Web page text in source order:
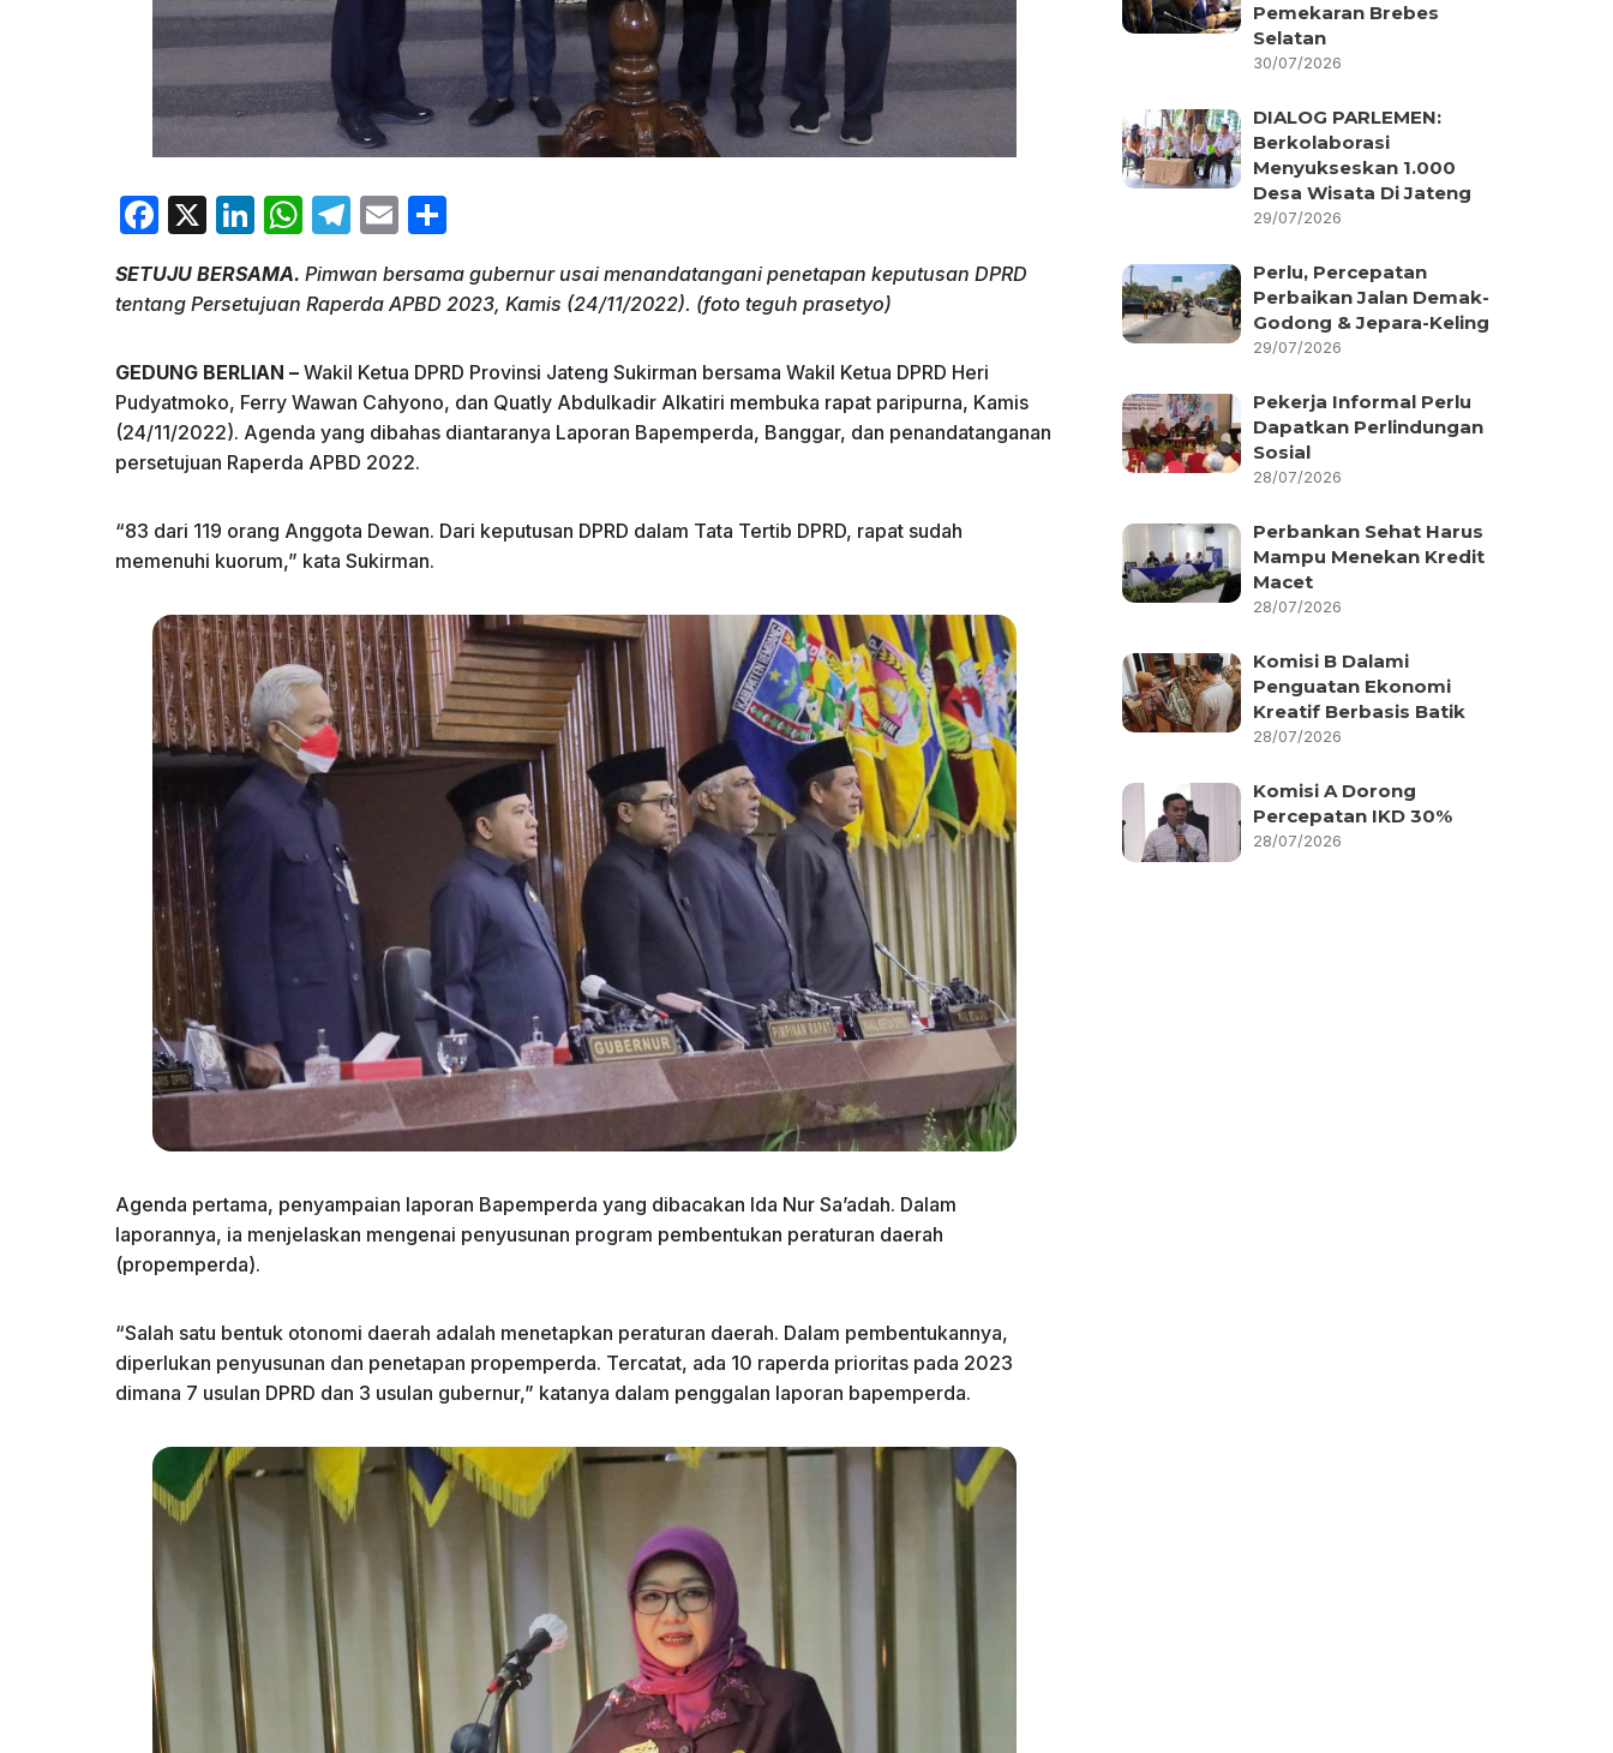
F
c
e
b
o
o
k
X
Li
k
e
dI
n
W
at
A
p
p
T
e
a
m
E
ai ar
SETUJU BERSAMA. Pimwan bersama gubernur usai menandatangani penetapan keputusan DPRD
tentang Persetujuan Raperda APBD 2023, Kamis (24/11/2022). (foto teguh prasetyo)
GEDUNG BERLIAN – Wakil Ketua DPRD Provinsi Jateng Sukirman bersama Wakil Ketua DPRD Heri
Pudyatmoko, Ferry Wawan Cahyono, dan Quatly Abdulkadir Alkatiri membuka rapat paripurna, Kamis
(24/11/2022). Agenda yang dibahas diantaranya Laporan Bapemperda, Banggar, dan penandatanganan
persetujuan Raperda APBD 2022.
“83 dari 119 orang Anggota Dewan. Dari keputusan DPRD dalam Tata Tertib DPRD, rapat sudah
memenuhi kuorum,” kata Sukirman.
Agenda pertama, penyampaian laporan Bapemperda yang dibacakan Ida Nur Sa’adah. Dalam
laporannya, ia menjelaskan mengenai penyusunan program pembentukan peraturan daerah
(propemperda).
“Salah satu bentuk otonomi daerah adalah menetapkan peraturan daerah. Dalam pembentukannya,
diperlukan penyusunan dan penetapan propemperda. Tercatat, ada 10 raperda prioritas pada 2023
dimana 7 usulan DPRD dan 3 usulan gubernur,” katanya dalam penggalan laporan bapemperda.
Pemekaran Brebes
Selatan
30/07/2026
DIALOG PARLEMEN:
Berkolaborasi
Menyukseskan 1.000
Desa Wisata Di Jateng
29/07/2026
Perlu, Percepatan
Perbaikan Jalan Demak-
Godong & Jepara-Keling
29/07/2026
Pekerja Informal Perlu
Dapatkan Perlindungan
Sosial
28/07/2026
Perbankan Sehat Harus
Mampu Menekan Kredit
Macet
28/07/2026
Komisi B Dalami
Penguatan Ekonomi
Kreatif Berbasis Batik
28/07/2026
Komisi A Dorong
Percepatan IKD 30%
28/07/2026